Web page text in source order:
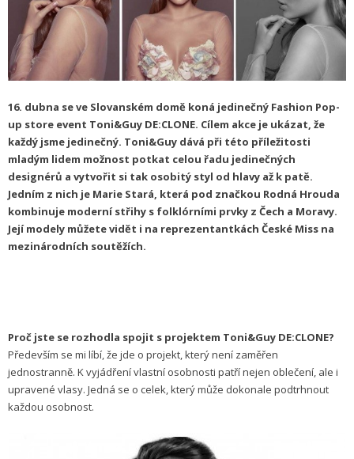
16. dubna se ve Slovanském domě koná jedinečný Fashion Pop-
up store event Toni&Guy DE:CLONE. Cílem akce je ukázat, že
každý jsme jedinečný. Toni&Guy dává při této příležitosti
mladým lidem možnost potkat celou řadu jedinečných
designérů a vytvořit si tak osobitý styl od hlavy až k patě.
Jedním z nich je Marie Stará, která pod značkou Rodná Hrouda
kombinuje moderní střihy s folklórními prvky z Čech a Moravy.
Její modely můžete vidět i na reprezentantkách České Miss na
mezinárodních soutěžích.
Proč jste se rozhodla spojit s projektem Toni&Guy DE:CLONE?
Především se mi líbí, že jde o projekt, který není zaměřen
jednostranně. K vyjádření vlastní osobnosti patří nejen oblečení, ale i
upravené vlasy. Jedná se o celek, který může dokonale podtrhnout
každou osobnost.